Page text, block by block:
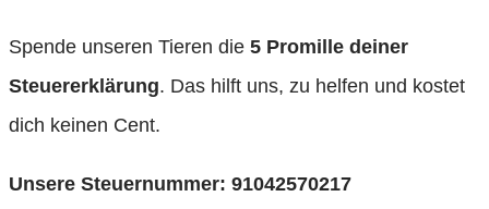
Spende unseren Tieren die 5 Promille deiner
Steuererklärung. Das hilft uns, zu helfen und kostet
dich keinen Cent.
Unsere Steuernummer: 91042570217